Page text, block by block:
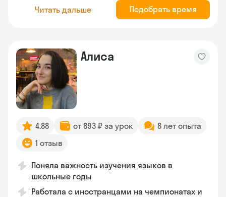
Читать дальше Подобрать время
Алиса
4.88 от 893 ₽ за урок
8 лет опыта
1 отзыв
Поняла важность изучения языков в
школьные годы
Работала с иностранцами на чемпионатах и